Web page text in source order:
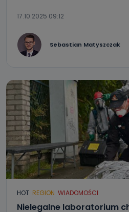
17.10.2025 09:12
Sebastian Matyszczak
HOT REGION WIADOMOŚCI
Nielegalne laboratorium